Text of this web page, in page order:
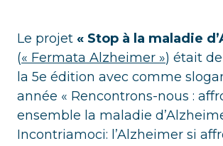
Le projet « Stop à la maladie
(« Fermata Alzheimer ») était
la 5e édition avec comme
année « Rencontrons-nous :
ensemble la maladie
Incontriamoci: l’Alzheimer si